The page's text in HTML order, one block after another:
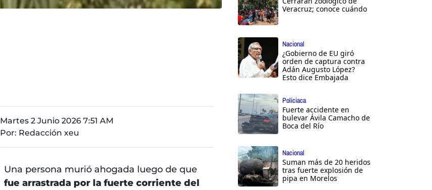
Martes 2 Junio 2026 7:51 AM
Por: Redacción xeu
Una persona murió ahogada luego de que
fue arrastrada por la fuerte corriente del
Veracruz; conoce cuándo
Nacional
¿Gobierno de EU giró
orden de captura contra
Adán Augusto López?
Esto dice Embajada
Policiaca
Fuerte accidente en
bulevar Ávila Camacho de
Boca del Río
Nacional
Suman más de 20 heridos
tras fuerte explosión de
pipa en Morelos